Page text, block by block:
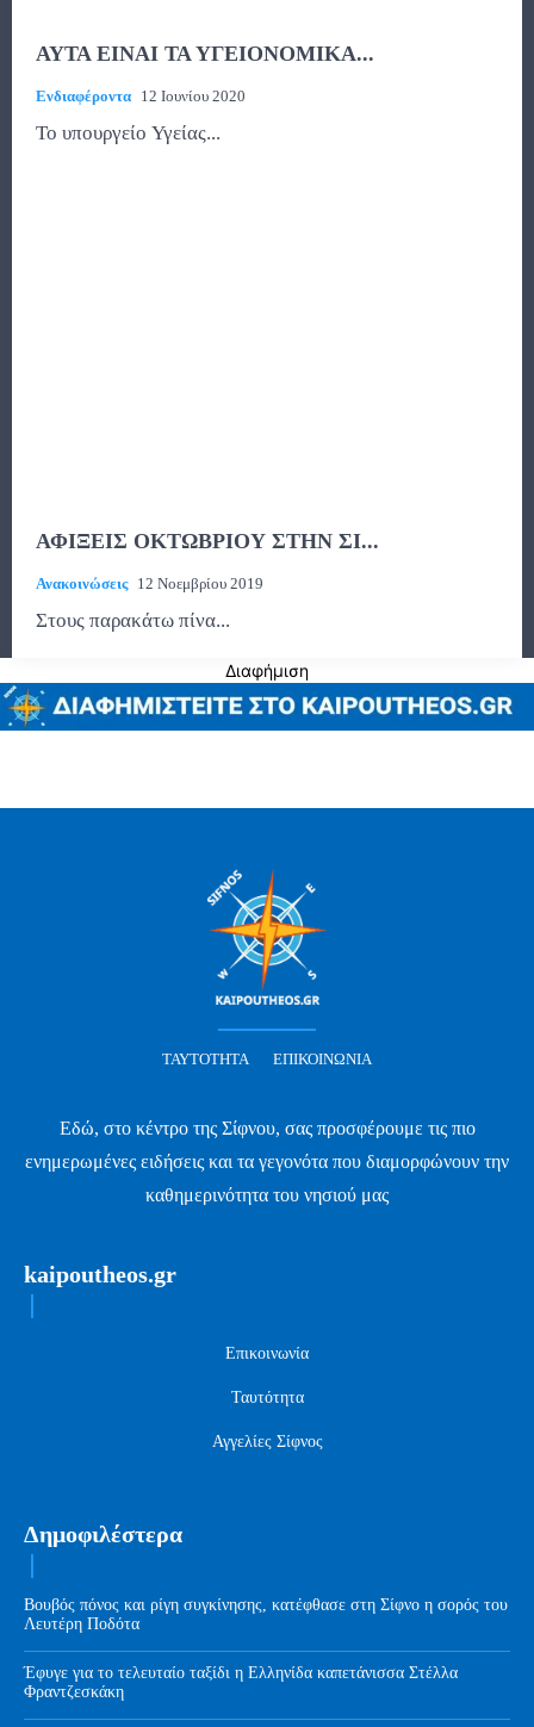
ΑΥΤΑ ΕΙΝΑΙ ΤΑ ΥΓΕΙΟΝΟΜΙΚΑ...
Ενδιαφέροντα 12 Ιουνίου 2020
Το υπουργείο Υγείας...
ΑΦΙΞΕΙΣ ΟΚΤΩΒΡΙΟΥ ΣΤΗΝ ΣΙ...
Ανακοινώσεις 12 Νοεμβρίου 2019
Στους παρακάτω πίνα...
Διαφήμιση
ΤΑΥΤΌΤΗΤΑ ΕΠΙΚΟΙΝΩΝΊΑ
Εδώ, στο κέντρο της Σίφνου, σας προσφέρουμε τις πιο
ενημερωμένες ειδήσεις και τα γεγονότα που διαμορφώνουν την
καθημερινότητα του νησιού μας
kaipoutheos.gr
Επικοινωνία
Ταυτότητα
Αγγελίες Σίφνος
Δημοφιλέστερα
Βουβός πόνος και ρίγη συγκίνησης, κατέφθασε στη Σίφνο η σορός του
Λευτέρη Ποδότα
Έφυγε για το τελευταίο ταξίδι η Ελληνίδα καπετάνισσα Στέλλα
Φραντζεσκάκη